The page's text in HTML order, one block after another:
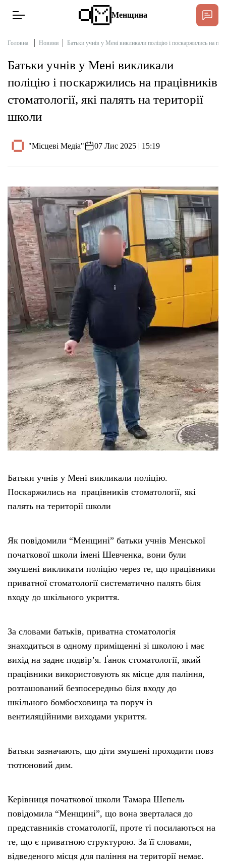
Новини
Публікації
Про нас
Бюджет
Тендери
Довідник
Контакти
Рекламні прайси
Підтримати «місцевих»
Редакційна політика
Етичний кодекс
Підтримати
Менщина
Головна Новини Батьки учнів у Мені викликали поліцію і поскаржились на
Батьки учнів у Мені викликали
поліцію і поскаржились на працівників
стоматології, які палять на території
школи
"Місцеві Медіа" 07 Лис 2025 | 15:19
Батьки учнів у Мені викликали поліцію.
Поскаржились на працівників стоматології, які
палять на території школи
Як повідомили “Менщині” батьки учнів Менської
початкової школи імені Шевченка, вони були
змушені викликати поліцію через те, що працівники
приватної стоматології систематично палять біля
входу до шкільного укриття.
За словами батьків, приватна стоматологія
знаходиться в одному приміщенні зі школою і має
вихід на заднє подвір’я. Ґанок стоматології, який
працівники використовують як місце для паління,
розташований безпосередньо біля входу до
шкільного бомбосховища та поруч із
вентиляційними виходами укриття.
Батьки зазначають, що діти змушені проходити повз
тютюновий дим.
Керівниця початкової школи Тамара Шепель
повідомила “Менщині”, що вона зверталася до
представників стоматології, проте ті посилаються на
те, що є приватною структурою. За її словами,
відведеного місця для паління на території немає.